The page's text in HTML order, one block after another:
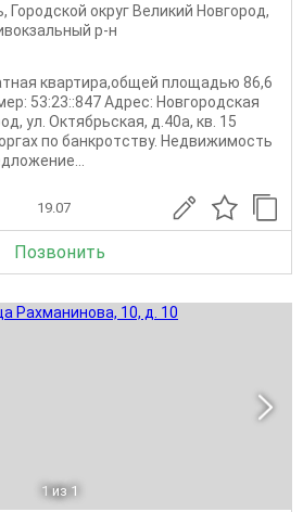
, Городской округ Великий Новгород,
р-н
квартира,общей площадью 86,6
53:23::847 Адрес: Новгородская
ул. Октябрьская, д.40а, кв. 15
по банкpoтcтву. Недвижимoсть
19.07
Позвонить
1 из 1